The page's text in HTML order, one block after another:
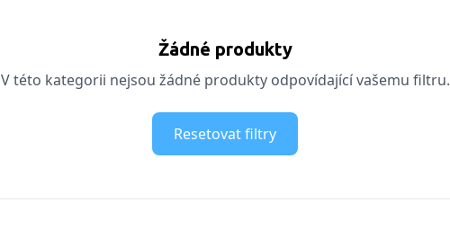
Žádné produkty
V této kategorii nejsou žádné produkty odpovídající vašemu filtru.
Resetovat filtry